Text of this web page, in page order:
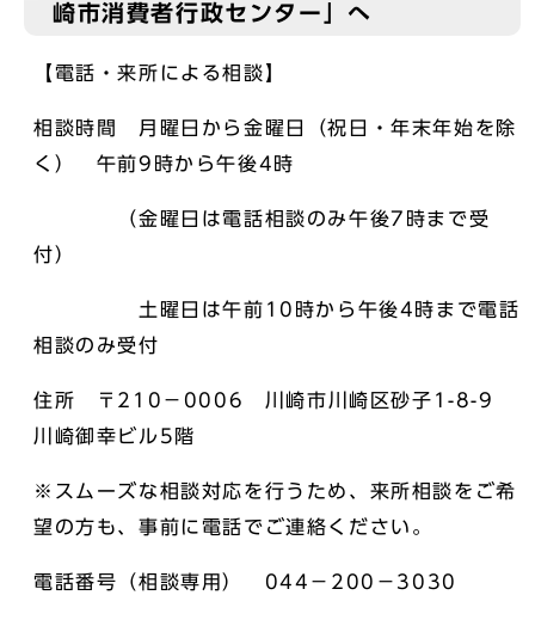
崎市消費者行政センター」へ
【電話・来所による相談】
相談時間 月曜日から金曜日（祝日・年末年始を除
く） 午前9時から午後4時
（金曜日は電話相談のみ午後7時まで受
付）
土曜日は午前10時から午後4時まで電話
相談のみ受付
住所 〒210－0006 川崎市川崎区砂子1-8-9
川崎御幸ビル5階
※スムーズな相談対応を行うため、来所相談をご希
望の方も、事前に電話でご連絡ください。
電話番号（相談専用） 044－200－3030